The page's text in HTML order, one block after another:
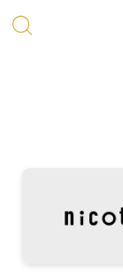
お問い合わせ